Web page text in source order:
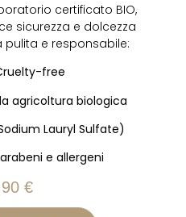
certificato BIO,
sicurezza e dolcezza
e responsabile:
free
agricoltura biologica
Lauryl Sulfate)
e allergeni
€